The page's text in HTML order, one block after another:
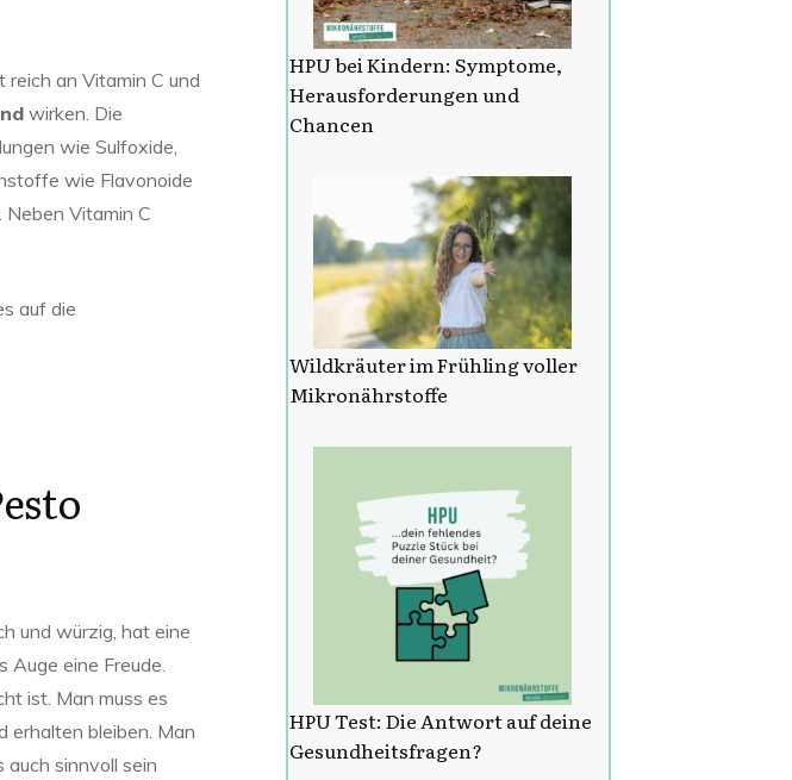
reich an Vitamin C und
wirken. Die
wie Sulfoxide,
wie Flavonoide
Vitamin C
auf die
und würzig, hat eine
eine Freude.
ist. Man muss es
erhalten bleiben. Man
sinnvoll sein
HPU bei Kindern: Symptome,
Herausforderungen und
Chancen
Wildkräuter im Frühling voller
Mikronährstoffe
HPU Test: Die Antwort auf deine
Gesundheitsfragen?